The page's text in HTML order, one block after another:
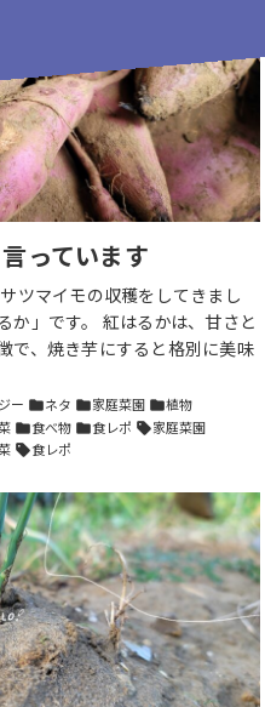
っています
ツマイモの収穫をしてきまし
か」です。 紅はるかは、甘さと
で、焼き芋にすると格別に美味
ー folderネタ folder家庭菜園 folder植物
folder食べ物 folder食レポ sell家庭菜園
sell食レポ